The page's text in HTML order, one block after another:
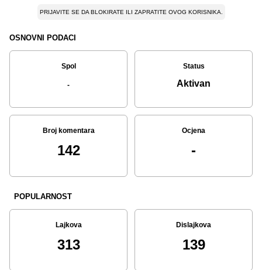
PRIJAVITE SE DA BLOKIRATE ILI ZAPRATITE OVOG KORISNIKA.
OSNOVNI PODACI
Spol
-
Status
Aktivan
Broj komentara
142
Ocjena
-
POPULARNOST
Lajkova
313
Dislajkova
139